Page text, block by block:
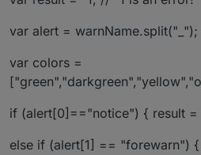
var alert = warnName.split("_");
var colors =
if (alert[0]=="notice") { result =
else if (alert[1] == "forewarn")